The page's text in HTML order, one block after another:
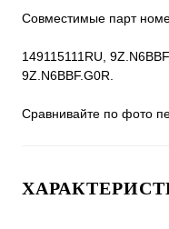
Совместимые парт
149115111RU,
9Z.N6BBF.G0R.
Сравнивайте по фото